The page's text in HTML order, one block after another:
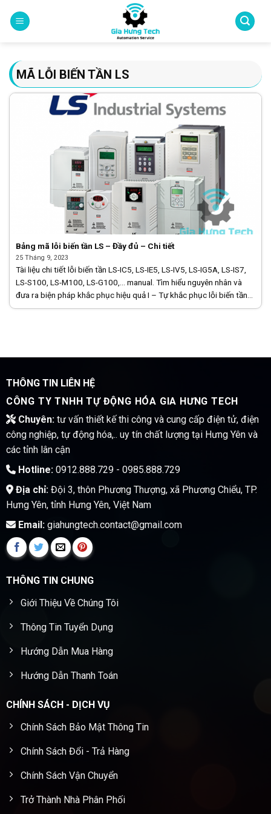
MÃ LỖI BIẾN TẦN LS
Bảng mã lỗi biến tần LS – Đầy đủ – Chi tiết
25 Tháng 9, 2023
Tài liệu chi tiết lỗi biến tần LS-IC5, LS-IE5, LS-IV5, LS-IG5A, LS-IS7,
LS-S100, LS-M100, LS-G100,… manual. Tìm hiểu nguyên nhân và
đưa ra biện pháp khắc phục hiệu quả I – Tự khắc phục lỗi biến tần
LS có khó? [...]
THÔNG TIN LIÊN HỆ
CÔNG TY TNHH TỰ ĐỘNG HÓA GIA HƯNG TECH
Chuyên:tư vấn thiết kế thi công và cung cấp điện tử, điện
công nghiệp, tự động hóa,.. uy tín chất lượng tại Hưng Yên và
các tỉnh lân cận
Hotline:0912.888.729 - 0985.888.729
Địa chỉ:Đội 3, thôn Phương Thượng, xã Phương Chiểu, TP.
Hưng Yên, tỉnh Hưng Yên, Việt Nam
Email:giahungtech.contact@gmail.com
THÔNG TIN CHUNG
Giới Thiệu Về Chúng Tôi
Thông Tin Tuyển Dụng
Hướng Dẫn Mua Hàng
Hướng Dẫn Thanh Toán
CHÍNH SÁCH - DỊCH VỤ
Chính Sách Bảo Mật Thông Tin
Chính Sách Đổi - Trả Hàng
Chính Sách Vận Chuyển
Trở Thành Nhà Phân Phối